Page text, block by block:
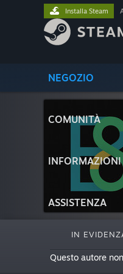
NEGOZIO
COMUNITÀ
INFORMAZIONI
ASSISTENZA
Installa Steam
IN
Questo autore